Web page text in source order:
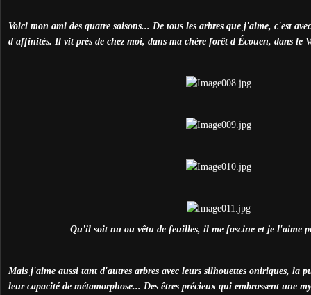
Voici mon ami des quatre saisons... De tous les arbres que j'aime, c'est
d'affinités. Il vit près de chez moi, dans ma chère forêt d'Écouen, dans le
Qu'il soit nu ou vêtu de feuilles, il me fascine et je l'aime
Mais j'aime aussi tant d'autres arbres avec leurs silhouettes oniriques, la
leur capacité de métamorphose... Des êtres précieux qui embrassent une